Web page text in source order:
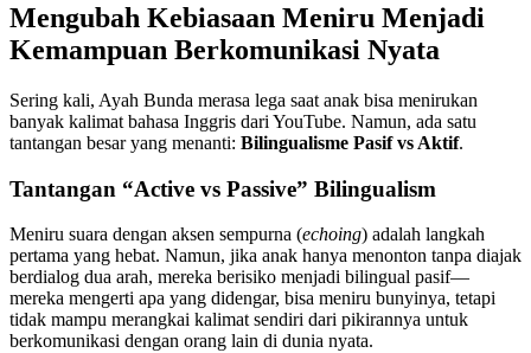
Mengubah Kebiasaan Meniru Menjadi
Kemampuan Berkomunikasi Nyata
Sering kali, Ayah Bunda merasa lega saat anak bisa menirukan
banyak kalimat bahasa Inggris dari YouTube. Namun, ada satu
tantangan besar yang menanti: Bilingualisme Pasif vs Aktif.
Tantangan “Active vs Passive” Bilingualism
Meniru suara dengan aksen sempurna (echoing) adalah langkah
pertama yang hebat. Namun, jika anak hanya menonton tanpa diajak
berdialog dua arah, mereka berisiko menjadi bilingual pasif—
mereka mengerti apa yang didengar, bisa meniru bunyinya, tetapi
tidak mampu merangkai kalimat sendiri dari pikirannya untuk
berkomunikasi dengan orang lain di dunia nyata.